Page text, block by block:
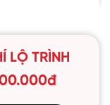
LỘ TRÌNH